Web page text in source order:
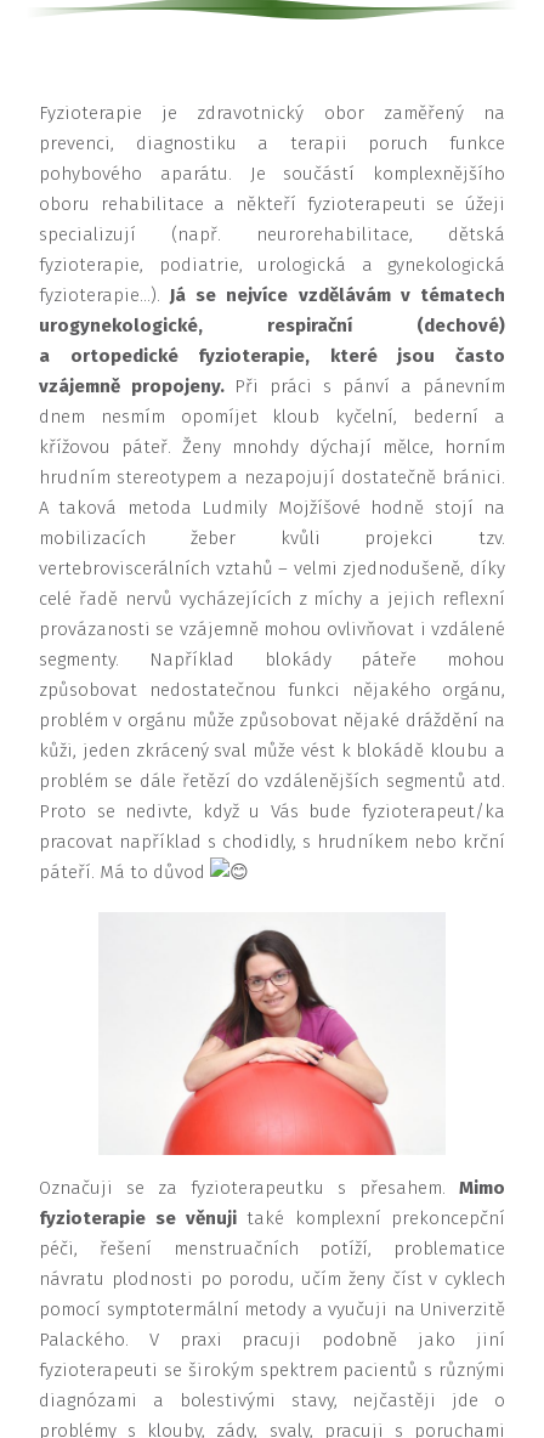
Fyzioterapie je zdravotnický obor zaměřený na
prevenci, diagnostiku a terapii poruch funkce
pohybového aparátu. Je součástí komplexnějšího
oboru rehabilitace a někteří fyzioterapeuti se úžeji
specializují (např. neurorehabilitace, dětská
fyzioterapie, podiatrie, urologická a gynekologická
fyzioterapie…). Já se nejvíce vzdělávám v tématech
urogynekologické, respirační (dechové)
a ortopedické fyzioterapie, které jsou často
vzájemně propojeny. Při práci s pánví a pánevním
dnem nesmím opomíjet kloub kyčelní, bederní a
křížovou páteř. Ženy mnohdy dýchají mělce, horním
hrudním stereotypem a nezapojují dostatečně bránici.
A taková metoda Ludmily Mojžíšové hodně stojí na
mobilizacích žeber kvůli projekci tzv.
vertebroviscerálních vztahů – velmi zjednodušeně, díky
celé řadě nervů vycházejících z míchy a jejich reflexní
provázanosti se vzájemně mohou ovlivňovat i vzdálené
segmenty. Například blokády páteře mohou
způsobovat nedostatečnou funkci nějakého orgánu,
problém v orgánu může způsobovat nějaké dráždění na
kůži, jeden zkrácený sval může vést k blokádě kloubu a
problém se dále řetězí do vzdálenějších segmentů atd.
Proto se nedivte, když u Vás bude fyzioterapeut/ka
pracovat například s chodidly, s hrudníkem nebo krční
páteří. Má to důvod
Označuji se za fyzioterapeutku s přesahem. Mimo
fyzioterapie se věnuji také komplexní prekoncepční
péči, řešení menstruačních potíží, problematice
návratu plodnosti po porodu, učím ženy číst v cyklech
pomocí symptotermální metody a vyučuji na Univerzitě
Palackého. V praxi pracuji podobně jako jiní
fyzioterapeuti se širokým spektrem pacientů s různými
diagnózami a bolestivými stavy, nejčastěji jde o
problémy s klouby, zády, svaly, pracuji s poruchami